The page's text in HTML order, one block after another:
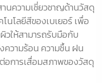
นความเชี่ยวชาญด้านวัสดุ
โนโลยีสีของเบเยอร์ เพื่อ
ให้สามารถรับมือกับ
ความร้อน ความชื้น ฝน
อการเสื่อมสภาพของวัสดุ